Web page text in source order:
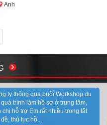
Anh
ty thông qua buổi Workshop du
trình làm hồ sơ ở trung tâm,
chị hỗ trợ Em rất nhiều trong tất
thủ tục hồ...